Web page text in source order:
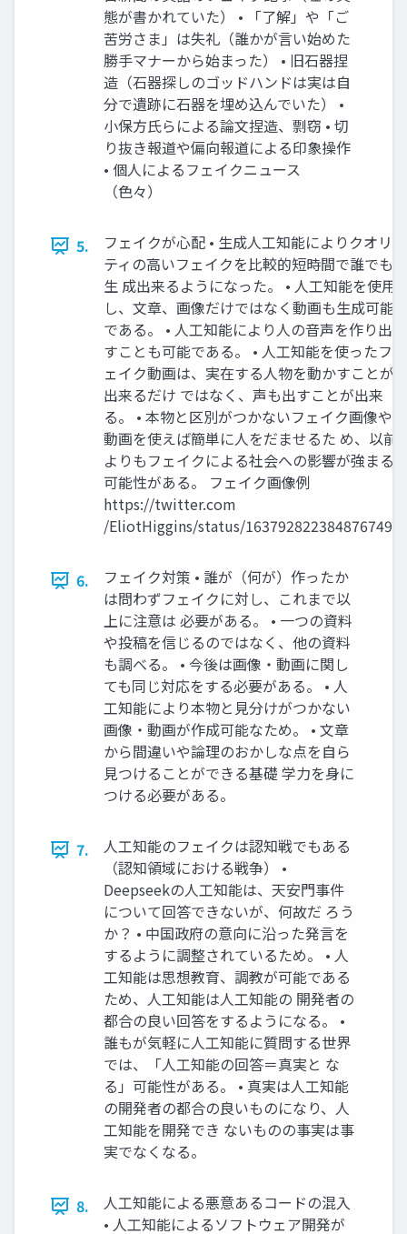
態が書かれていた） • 「了解」や「ご
苦労さま」は失礼（誰かが言い始めた
勝手マナーから始まった） • 旧石器捏
造（石器探しのゴッドハンドは実は自
分で遺跡に石器を埋め込んでいた） •
小保方氏らによる論文捏造、剽窃 • 切
り抜き報道や偏向報道による印象操作
• 個人によるフェイクニュース
（色々）
5.
フェイクが心配 • 生成人工知能によりクオリ
ティの高いフェイクを比較的短時間で誰でも
生 成出来るようになった。 • 人工知能を使用
し、文章、画像だけではなく動画も生成可能
である。 • 人工知能により人の音声を作り出
すことも可能である。 • 人工知能を使ったフ
ェイク動画は、実在する人物を動かすことが
出来るだけ ではなく、声も出すことが出来
る。 • 本物と区別がつかないフェイク画像や
動画を使えば簡単に人をだませるた め、以前
よりもフェイクによる社会への影響が強まる
可能性がある。 フェイク画像例
https://twitter.com
/EliotHiggins/status/1637928223848767492
6.
フェイク対策 • 誰が（何が）作ったか
は問わずフェイクに対し、これまで以
上に注意は 必要がある。 • 一つの資料
や投稿を信じるのではなく、他の資料
も調べる。 • 今後は画像・動画に関し
ても同じ対応をする必要がある。 • 人
工知能により本物と見分けがつかない
画像・動画が作成可能なため。 • 文章
から間違いや論理のおかしな点を自ら
見つけることができる基礎 学力を身に
つける必要がある。
7.
人工知能のフェイクは認知戦でもある
（認知領域における戦争） •
Deepseekの人工知能は、天安門事件
について回答できないが、何故だ ろう
か？ • 中国政府の意向に沿った発言を
するように調整されているため。 • 人
工知能は思想教育、調教が可能である
ため、人工知能は人工知能の 開発者の
都合の良い回答をするようになる。 •
誰もが気軽に人工知能に質問する世界
では、「人工知能の回答＝真実と な
る」可能性がある。 • 真実は人工知能
の開発者の都合の良いものになり、人
工知能を開発でき ないものの事実は事
実でなくなる。
8.
人工知能による悪意あるコードの混入
• 人工知能によるソフトウェア開発が